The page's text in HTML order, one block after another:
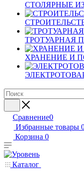
СТОЛЯРНЫЕ
ТРОТУАРНАЯ
ХРАНЕНИЕ И
Сравнение0
Избранные товары
Корзина 0
Каталог